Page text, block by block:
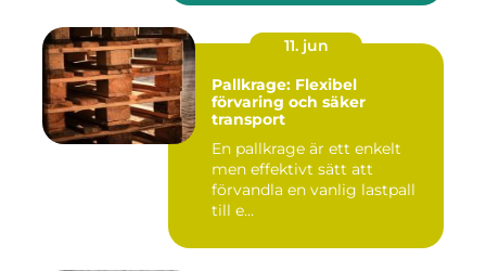
11. jun
Pallkrage: Flexibel
förvaring och säker
transport
En pallkrage är ett enkelt
men effektivt sätt att
förvandla en vanlig lastpall
till e...